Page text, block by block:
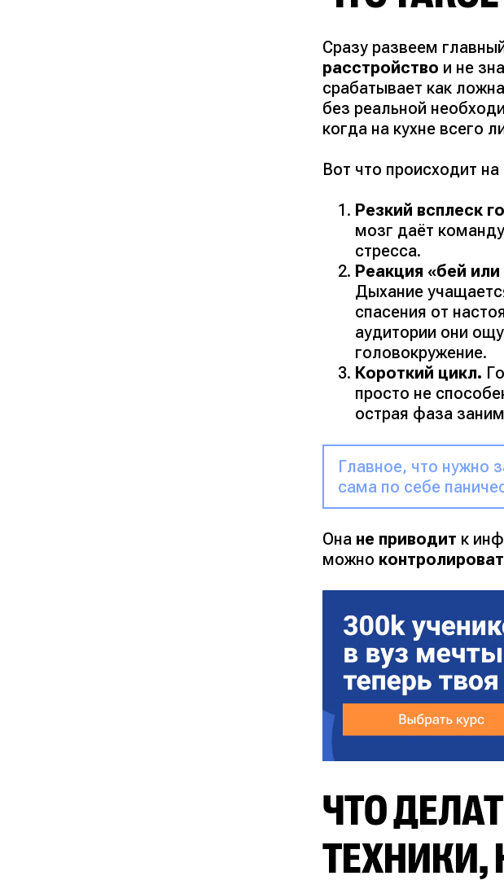
Сразу развеем
расстройство и не
срабатывает как
без реальной
когда на кухне всего
Вот что происходит
Резкий всплеск
мозг даёт
стресса.
Реакция «бей или
Дыхание
спасения от
аудитории они
головокружение.
Короткий цикл.
просто не
острая фаза
Главное, что нужно
сама по себе
Она не приводит к
можно
ЧТО